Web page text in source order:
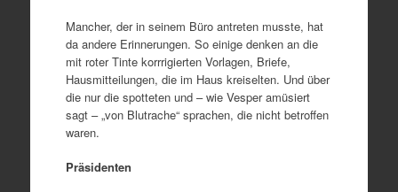
Mancher, der in seinem Büro antreten musste, hat
da andere Erinnerungen. So einige denken an die
mit roter Tinte korrrigierten Vorlagen, Briefe,
Hausmitteilungen, die im Haus kreiselten. Und über
die nur die spotteten und – wie Vesper amüsiert
sagt – „von Blutrache“ sprachen, die nicht betroffen
waren.
Präsidenten